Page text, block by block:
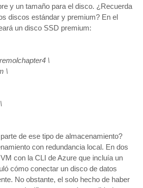
y un tamaño para el disco. ¿Recuerda
discos estándar y premium? En el
un disco SSD premium:
\
\
de ese tipo de almacenamiento?
con redundancia local. En dos
con la CLI de Azure que incluía un
cómo conectar un disco de datos
No obstante, el solo hecho de haber